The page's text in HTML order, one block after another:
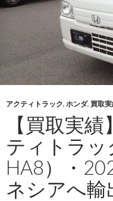
タ
（DBA-
SCP92)・
2010
年
式
ア
ン
チ
グ
輸
アクティトラック, ホンダ, 買取
【買取実
ティトラッ
HA8）・
ネシアへ輸